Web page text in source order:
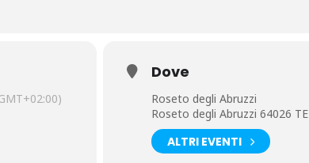
Dove
Roseto degli Abruzzi
Roseto degli Abruzzi 64026 TE
ALTRI EVENTI